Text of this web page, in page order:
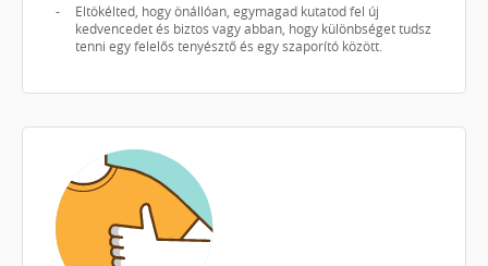
Eltökélted, hogy önállóan, egymagad kutatod fel új
kedvencedet és biztos vagy abban, hogy különbséget tudsz
tenni egy felelős tenyésztő és egy szaporító között.